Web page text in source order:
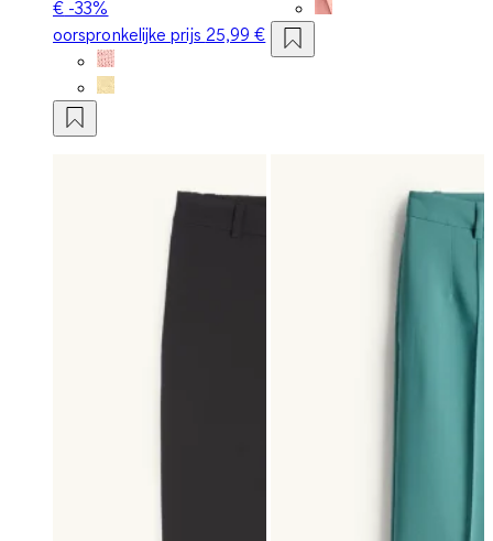
€ -33%
oorspronkelijke prijs 25,99 €